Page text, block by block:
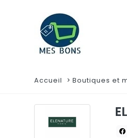
Accueil Boutiques et